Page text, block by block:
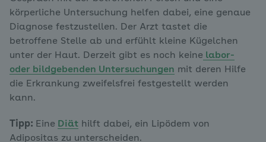
körperliche Untersuchung helfen dabei, eine genaue
Diagnose festzustellen. Der Arzt tastet die
betroffene Stelle ab und erfühlt kleine Kügelchen
unter der Haut. Derzeit gibt es noch keine labor-
oder bildgebenden Untersuchungen mit deren Hilfe
die Erkrankung zweifelsfrei festgestellt werden
kann.
Tipp: Eine Diät hilft dabei, ein Lipödem von
Adipositas zu unterscheiden.